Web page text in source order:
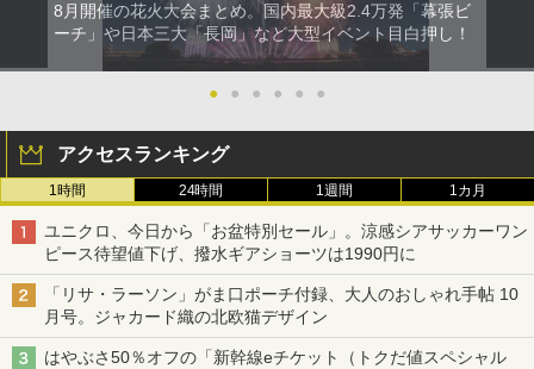
8月開催の花火大会まとめ。国内最大級2.4万発「幕張ビ
ーチ」や日本三大「長岡」など大型イベント目白押し！
● ● ● ● ● ●
アクセスランキング
1時間 24時間 1週間 1カ月
ユニクロ、今日から「お盆特別セール」。涼感シアサッカーワン
ピース待望値下げ、撥水ギアショーツは1990円に
「リサ・ラーソン」がま口ポーチ付録、大人のおしゃれ手帖 10
月号。ジャカード織の北欧猫デザイン
はやぶさ50％オフの「新幹線eチケット（トクだ値スペシャル